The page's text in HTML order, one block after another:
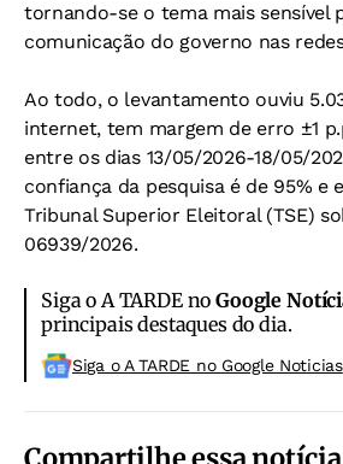
tornando-se o tema mais sensível
comunicação do governo nas
Ao todo, o levantamento ouviu
internet, tem margem de erro ±1
entre os dias 13/05/2026-18/05/
confiança da pesquisa é de 95% e
Tribunal Superior Eleitoral (TSE)
06939/2026.
Siga o A TARDE noGoogle
principais destaques do dia.
Siga o A TARDE no Google Noticias